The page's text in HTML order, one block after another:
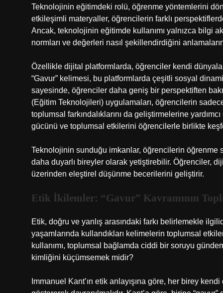
Teknolojinin eğitimdeki rolü, öğrenme yöntemlerini
etkileşimli materyaller, öğrencilerin farklı
Ancak, teknolojinin eğitimde kullanımı yalnızca bilgi
normları ve değerleri nasıl şekillendirdiğini
Özellikle dijital platformlarda, öğrenciler kendi
“Gavur” kelimesi, bu platformlarda çeşitli sosyal
sayesinde, öğrenciler daha geniş bir perspektiften
(Eğitim Teknolojileri) uygulamaları, öğrencilerin
toplumsal farkındalıklarını da geliştirmelerine
gücünü ve toplumsal etkilerini öğrencilerle birlikte
Teknolojinin sunduğu imkanlar, öğrencilerin öğrenme
daha duyarlı bireyler olarak yetiştirebilir. Öğrenciler,
üzerinden eleştirel düşünme becerilerini geliştirir.
Etik İkilemler: “Gavur” Kavramının
Etik, doğru ve yanlış arasındaki farkı belirlemekle
yaşamlarında kullandıkları kelimelerin toplumsal
kullanımı, toplumsal bağlamda ciddi bir soruyu
kimliğini küçümsemek midir?
Immanuel Kant’ın etik anlayışına göre, her birey